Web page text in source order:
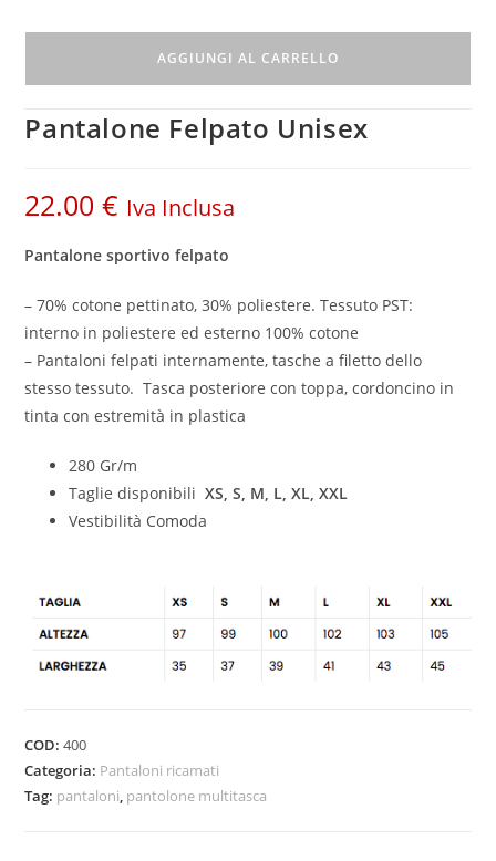
AGGIUNGI AL CARRELLO
Pantalone Felpato Unisex
22.00€ Iva Inclusa
Pantalone sportivo felpato
– 70% cotone pettinato, 30% poliestere. Tessuto PST:
interno in poliestere ed esterno 100% cotone
– Pantaloni felpati internamente, tasche a filetto dello
stesso tessuto. Tasca posteriore con toppa, cordoncino in
tinta con estremità in plastica
280 Gr/m
Taglie disponibili XS, S, M, L, XL, XXL
Vestibilità Comoda
COD:400
Categoria: Pantaloni ricamati
Tag: pantaloni pantolone multitasca